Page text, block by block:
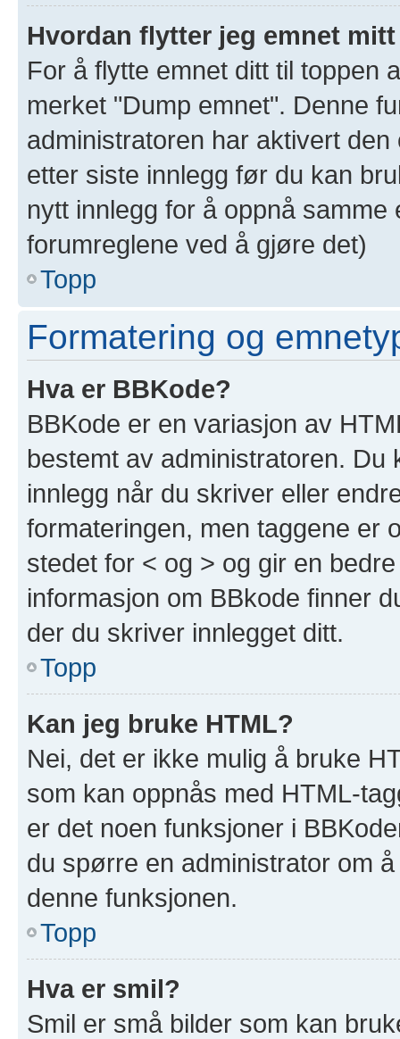
Hvordan flytter jeg emnet
For å flytte emnet ditt til toppen
merket "Dump emnet". Denne
administratoren har aktivert
etter siste innlegg før du kan
nytt innlegg for å oppnå
forumreglene ved å gjøre det)
Topp
Formatering og
Hva er BBKode?
BBKode er en variasjon av
bestemt av administratoren.
innlegg når du skriver eller
formateringen, men taggene er
stedet for < og > og gir en
informasjon om BBkode finner
der du skriver innlegget ditt.
Topp
Kan jeg bruke HTML?
Nei, det er ikke mulig å bruke
som kan oppnås med HTML-
er det noen funksjoner i
du spørre en administrator om
denne funksjonen.
Topp
Hva er smil?
Smil er små bilder som kan